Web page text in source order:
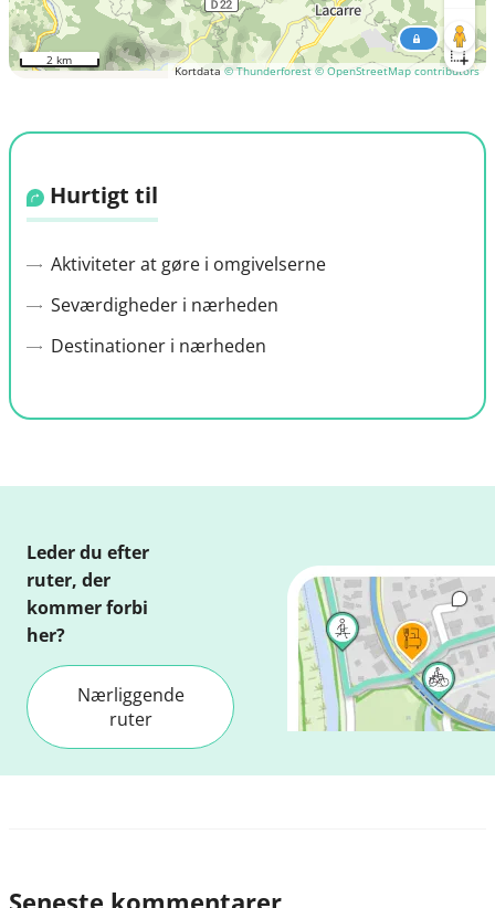
Kortdata © Thunderforest © OpenStreetMap contributors
2 km
Hurtigt til
Aktiviteter at gøre i omgivelserne
Seværdigheder i nærheden
Destinationer i nærheden
Leder du efter
ruter, der
kommer forbi
her?
Nærliggende
ruter
Seneste kommentarer